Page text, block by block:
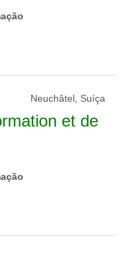
Neuchâtel, Suíça
et de